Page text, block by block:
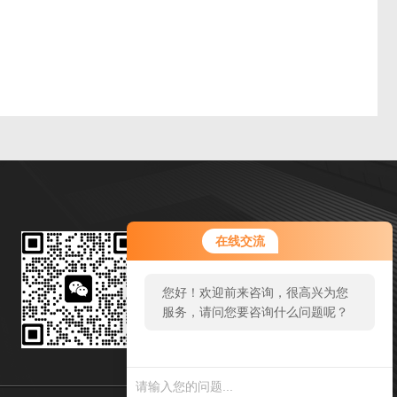
在线交流
您好！欢迎前来咨询，很高兴为您
服务，请问您要咨询什么问题呢？
留很久了，是
微信扫一扫
传真：021-31135567